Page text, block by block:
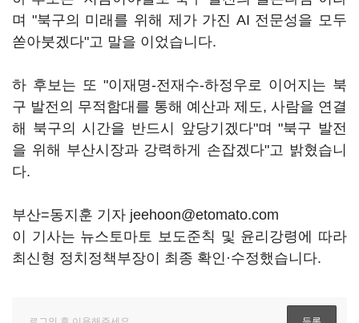
며 "북구의 미래를 위해 제가 가진 AI 전문성을 모두
쏟아붓겠다"고 말을 이었습니다.
하 후보는 또 "이재명-전재수-하정우로 이어지는 북
구 발전의 무적함대를 통해 예산과 제도, 사람을 연결
해 북구의 시간을 반드시 앞당기겠다"며 "북구 발전
을 위해 부산시장과 강력하게 손잡겠다"고 밝혔습니
다.
부산=동지훈 기자 jeehoon@etomato.com
이 기사는 뉴스토마토 보도준칙 및 윤리강령에 따라
최신형 정치정책부장이 최종 확인·수정했습니다.